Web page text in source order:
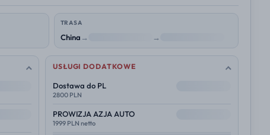
TRASA
China→ →
USŁUGI DODATKOWE
Dostawa do PL
2800 PLN
PROWIZJA AZJA AUTO
1999 PLN netto